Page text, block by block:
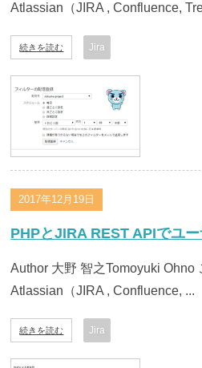
Atlassian（JIRA , Confluence,
続きを読む Jira
2017年12月19日
PHPとJIRA REST APIでユ
Author 大野 智之Tomoyuki Ohno
Atlassian（JIRA , Confluence, ...
続きを読む Jira